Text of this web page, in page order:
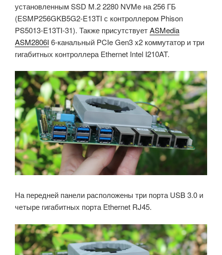
установленным SSD M.2 2280 NVMe на 256 ГБ
(ESMP256GKB5G2-E13TI с контроллером Phison
PS5013-E13TI-31). Также присутствуетASMedia
ASM2806I 6-канальный PCIe Gen3 x2 коммутатор и три
гигабитных контроллера Ethernet Intel I210AT.
На передней панели расположены три порта USB 3.0 и
четыре гигабитных порта Ethernet RJ45.